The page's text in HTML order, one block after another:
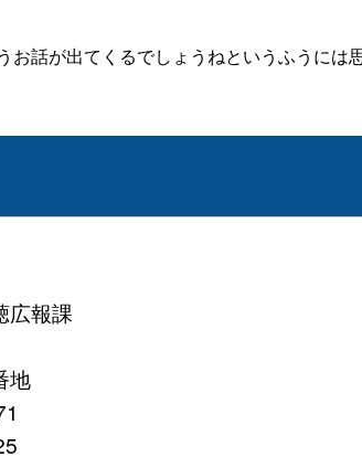
話が出てくるでしょうねというふうには
広報課
番地